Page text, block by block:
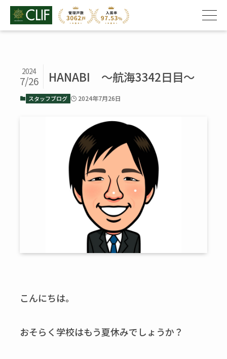
HANABI ～航海3342日目～
2024
7/26
スタッフブログ 2024年7月26日
こんにちは。
おそらく学校はもう夏休みでしょうか？